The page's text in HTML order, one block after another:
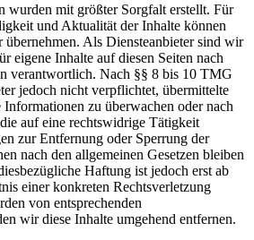
wurden mit größter Sorgfalt erstellt. Für
und Aktualität der Inhalte können
Als Diensteanbieter sind wir
eigene Inhalte auf diesen Seiten nach
verantwortlich. Nach §§ 8 bis 10 TMG
jedoch nicht verpflichtet, übermittelte
Informationen zu überwachen oder nach
auf eine rechtswidrige Tätigkeit
zur Entfernung oder Sperrung der
nach den allgemeinen Gesetzen bleiben
Haftung ist jedoch erst ab
einer konkreten Rechtsverletzung
von entsprechenden
wir diese Inhalte umgehend entfernen.